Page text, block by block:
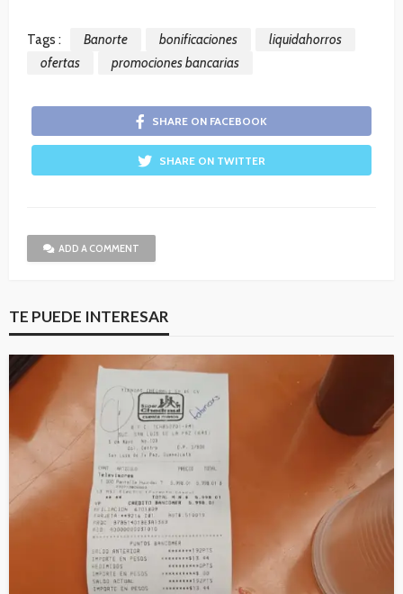
Tags : Banorte bonificaciones
liquidahorros
ofertas
promociones bancarias
SHARE ON FACEBOOK
SHARE ON TWITTER
ADD A COMMENT
TE PUEDE INTERESAR